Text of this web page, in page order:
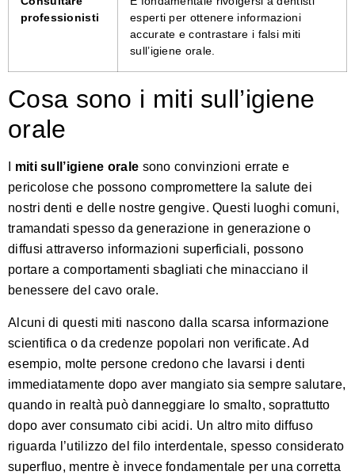
professionisti
esperti per ottenere informazioni
accurate e contrastare i falsi miti
sull’igiene orale.
Cosa sono i miti sull’igiene
orale
miti sull’igiene orale sono convinzioni errate e
pericolose che possono compromettere la salute dei
nostri denti e delle nostre gengive. Questi luoghi comuni,
tramandati spesso da generazione in generazione o
diffusi attraverso informazioni superficiali, possono
portare a comportamenti sbagliati che minacciano il
benessere del cavo orale.
Alcuni di questi miti nascono dalla scarsa informazione
scientifica o da credenze popolari non verificate. Ad
esempio, molte persone credono che lavarsi i denti
immediatamente dopo aver mangiato sia sempre salutare,
quando in realtà può danneggiare lo smalto, soprattutto
dopo aver consumato cibi acidi. Un altro mito diffuso
riguarda l’utilizzo del filo interdentale, spesso considerato
superfluo, mentre è invecefondamentale per una corretta